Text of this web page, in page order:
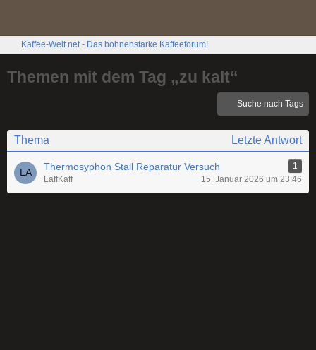
Kaffee-Welt.net - Das bohnenstarke Kaffeeforum!
Themen mit dem Tag „zu kalt“
Suche nach Tags
Thema Letzte Antwort
Thermosyphon Stall Reparatur Versuch
1
LaffKaff
15. Januar 2026 um 23:46